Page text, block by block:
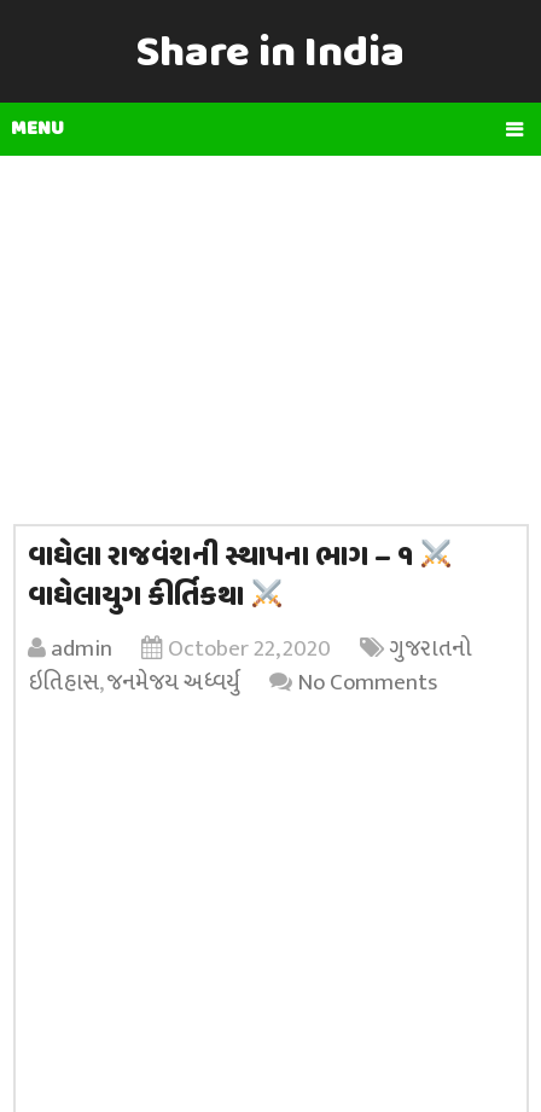
Share in India
MENU
વાઘેલા રાજવંશની સ્થાપના ભાગ – ૧
વાઘેલાયુગ કીર્તિકથા
admin October 22, 2020
ગુજરાતનો
ઇતિહાસ,જનમેજય અધ્વર્યુ No Comments